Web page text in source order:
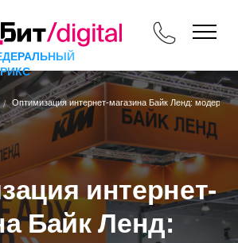
Оптимизация интернет-магазина Байк Ленд:
интернет-
Байк Ленд: